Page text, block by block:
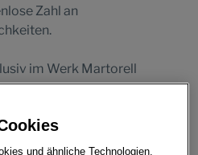
Zahl an
im Werk Martorell
Produktionsvolumen in
daher eine Schlüsselrolle
und ähnliche Technologien.